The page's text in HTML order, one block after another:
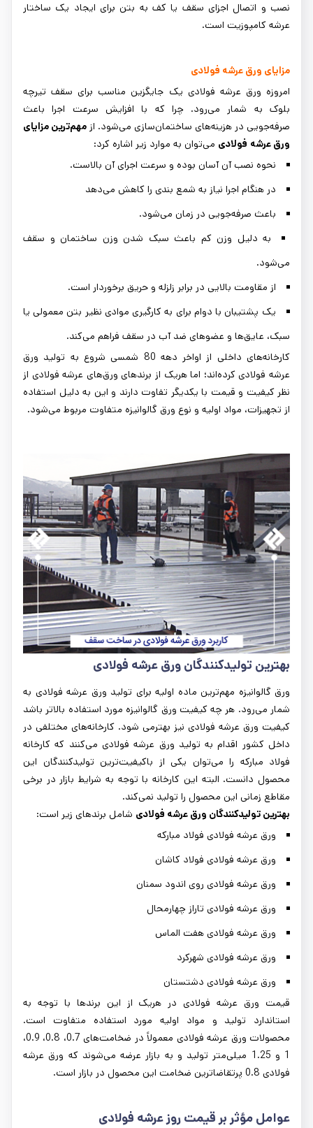
نصب و اتصال اجزای سقف یا کف به بتن برای ایجاد یک ساختار
عرشه کامپوزیت است.
مزایای ورق عرشه فولادی
امروزه ورق عرشه فولادی یک جایگزین مناسب برای سقف تیرچه
بلوک به شمار می‌رود. چرا که با افزایش سرعت اجرا باعث
صرفه‌جویی در هزینه‌های ساختمان‌سازی می‌شود. از مهم‌ترین مزایای
ورق عرشه فولادی می‌توان به موارد زیر اشاره کرد:
نحوه نصب آن آسان بوده و سرعت اجرای آن بالاست.
در هنگام اجرا نیاز به شمع بندی را کاهش می‌دهد
باعث صرفه‌جویی در زمان می‌شود.
به دلیل وزن کم باعث سبک شدن وزن ساختمان و سقف
می‌شود.
از مقاومت بالایی در برابر زلزله و حریق برخوردار است.
یک پشتیبان با دوام برای به کارگیری موادی نظیر بتن معمولی یا
سبک، عایق‌ها و عضوهای ضد آب در سقف فراهم می‌کند.
کارخانه‌های داخلی از اواخر دهه 80 شمسی شروع به تولید ورق
عرشه فولادی کرده‌اند؛ اما هریک از برندهای ورق‌های عرشه فولادی از
نظر کیفیت و قیمت با یکدیگر تفاوت دارند و این به دلیل استفاده
از تجهیزات، مواد اولیه و نوع ورق گالوانیزه متفاوت مربوط می‌شود.
بهترین تولیدکنندگان ورق عرشه فولادی
ورق گالوانیزه مهم‌ترین ماده اولیه برای تولید ورق عرشه فولادی به
شمار می‌رود. هر چه کیفیت ورق گالوانیزه مورد استفاده بالاتر باشد
کیفیت ورق عرشه فولادی نیز بهترمی شود. کارخانه‌های مختلفی در
داخل کشور اقدام به تولید ورق عرشه فولادی می‌کنند که کارخانه
فولاد مبارکه را می‌توان یکی از باکیفیت‌ترین تولیدکنندگان این
محصول دانست. البته این کارخانه با توجه به شرایط بازار در برخی
مقاطع زمانی این محصول را تولید نمی‌کند.
بهترین تولیدکنندگان ورق عرشه فولادی شامل برندهای زیر است:
ورق عرشه فولادی فولاد مبارکه
ورق عرشه فولادی فولاد کاشان
ورق عرشه فولادی روی اندود سمنان
ورق عرشه فولادی تاراز چهارمحال
ورق عرشه فولادی هفت الماس
ورق عرشه فولادی شهرکرد
ورق عرشه فولادی دشتستان
قیمت ورق عرشه فولادی در هریک از این برندها با توجه به
استاندارد تولید و مواد اولیه مورد استفاده متفاوت است.
محصولات ورق عرشه فولادی معمولاً در ضخامت‌های 0.7، 0.8، 0.9،
1 و 1.25 میلی‌متر تولید و به بازار عرضه می‌شوند که ورق عرشه
فولادی 0.8 پرتقاضاترین ضخامت این محصول در بازار است.
عوامل مؤثر بر قیمت روز عرشه فولادی